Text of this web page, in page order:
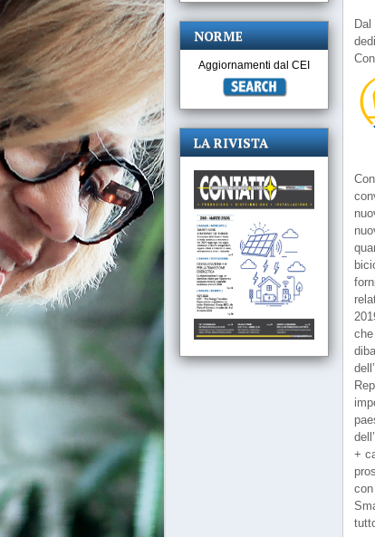
+
NORME
Aggiornamenti dal CEI
LA RIVISTA